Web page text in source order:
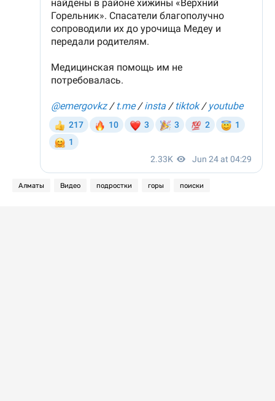
Алматы Видео подростки горы поиски